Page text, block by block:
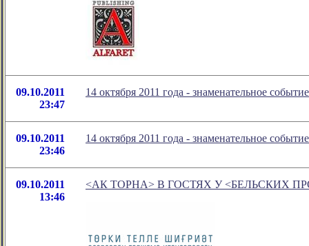
09.10.2011
23:47
14 октября 2011 года - знаменательное
09.10.2011
23:46
14 октября 2011 года - знаменательное
09.10.2011
13:46
<АК ТОРНА> В ГОСТЯХ У <БЕЛЬСКИХ